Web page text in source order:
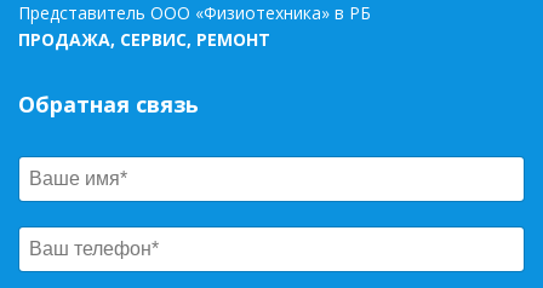
Представитель ООО «Физиотехника» в РБ
ПРОДАЖА, СЕРВИС, РЕМОНТ
Обратная связь